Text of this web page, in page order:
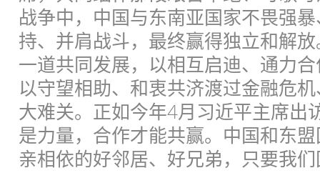
战争中，中国与东南亚国家不畏强
持、并肩战斗，最终赢得独立和解
一道共同发展，以相互启迪、通力
以守望相助、和衷共济渡过金融危
大难关。正如今年4月习近平主席出
是力量，合作才能共赢。中国和东
亲相依的好邻居、好兄弟，只要我